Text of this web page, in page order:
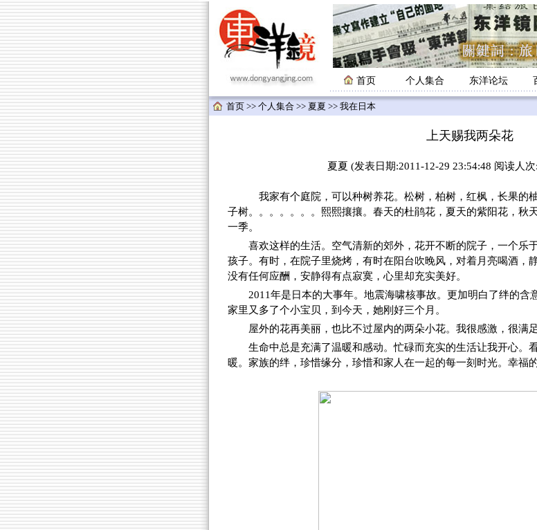
首页 个人集合 东洋论坛
首页 >> 个人集合 >> 夏夏 >> 我在日本
上天赐我两朵花
夏夏 (发表日期:2011-12-29 23:54:48 阅读人
我家有个庭院，可以种树养花。松树，柏树，红枫，长果的柚
子树。。。。。。。熙熙攘攘。春天的杜鹃花，夏天的紫阳花，秋
一季。
喜欢这样的生活。空气清新的郊外，花开不断的院子，一个乐
孩子。有时，在院子里烧烤，有时在阳台吹晚风，对着月亮喝酒，
没有任何应酬，安静得有点寂寞，心里却充实美好。
2011年是日本的大事年。地震海啸核事故。更加明白了绊的含
家里又多了个小宝贝，到今天，她刚好三个月。
屋外的花再美丽，也比不过屋内的两朵小花。我很感激，很满
生命中总是充满了温暖和感动。忙碌而充实的生活让我开心。
暖。家族的绊，珍惜缘分，珍惜和家人在一起的每一刻时光。幸福